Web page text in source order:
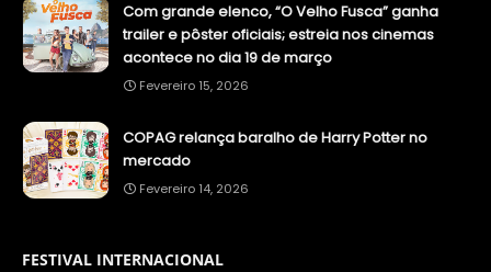
Com grande elenco, “O Velho Fusca” ganha
trailer e pôster oficiais; estreia nos cinemas
acontece no dia 19 de março
Fevereiro 15, 2026
COPAG relança baralho de Harry Potter no
mercado
Fevereiro 14, 2026
FESTIVAL INTERNACIONAL